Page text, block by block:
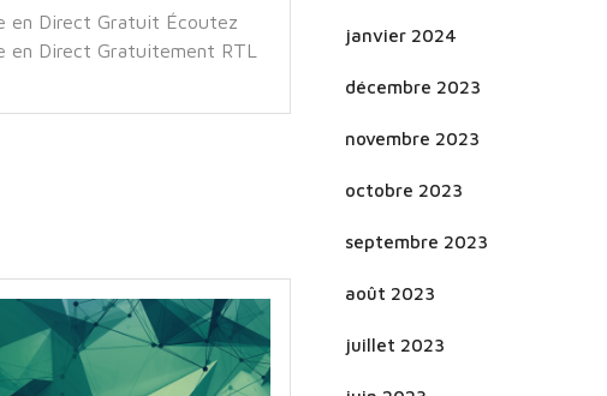
en Direct Gratuit Écoutez
en Direct Gratuitement RTL
janvier 2024
décembre 2023
novembre 2023
octobre 2023
septembre 2023
août 2023
juillet 2023